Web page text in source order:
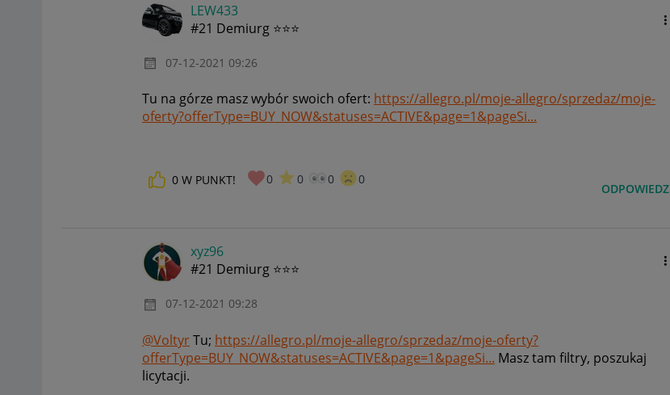
LEW433
#21 Demiurg ⭐⭐⭐
‎07-12-2021 09:26
Tu na górze masz wybór swoich ofert: https://allegro.pl/moje-allegro/sprzedaz/moje-
oferty?offerType=BUY_NOW&statuses=ACTIVE&page=1&pageSi...
0 W PUNKT! 0 0 0 0
ODPOWIEDZ
xyz96
#21 Demiurg ⭐⭐⭐
‎07-12-2021 09:28
@VoltyrTu; https://allegro.pl/moje-allegro/sprzedaz/moje-oferty?
offerType=BUY_NOW&statuses=ACTIVE&page=1&pageSi... Masz tam filtry, poszukaj
licytacji.